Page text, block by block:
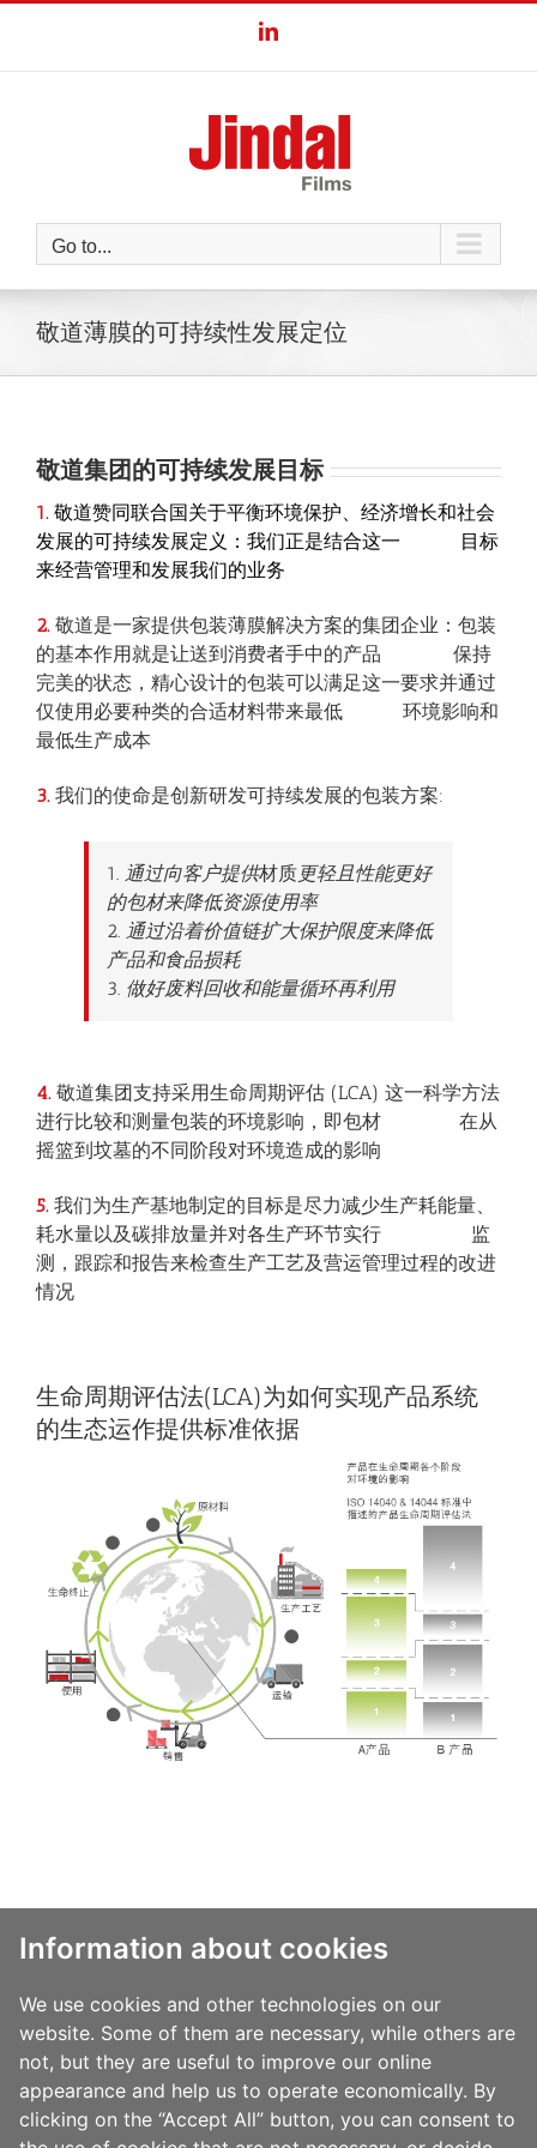
Information about cookies
We use cookies and other technologies on our
website. Some of them are necessary, while others are
not, but they are useful to improve our online
appearance and help us to operate economically. By
clicking on the “Accept All” button, you can consent to
LinkedIn
Go to...
敬道薄膜的可持续性发展定位
敬道集团的可持续发展目标
1. 敬道赞同联合国关于平衡环境保护、经济增长和社会
发展的可持续发展定义：我们正是结合这一 目标
来经营管理和发展我们的业务
2. 敬道是一家提供包装薄膜解决方案的集团企业：包装
的基本作用就是让送到消费者手中的产品 保持
完美的状态，精心设计的包装可以满足这一要求并通过
仅使用必要种类的合适材料带来最低 环境影响和
最低生产成本
3.我们的使命是创新研发可持续发展的包装方案:
1. 通过向客户提供材质更轻且性能更好
的包材来降低资源使用率
2. 通过沿着价值链扩大保护限度来降低
产品和食品损耗
3. 做好废料回收和能量循环再利用
4. 敬道集团支持采用生命周期评估 (LCA) 这一科学方法
进行比较和测量包装的环境影响，即包材 在从
摇篮到坟墓的不同阶段对环境造成的影响
5.我们为生产基地制定的目标是尽力减少生产耗能量、
耗水量以及碳排放量并对各生产环节实行 监
测，跟踪和报告来检查生产工艺及营运管理过程的改进
情况
生命周期评估法(LCA)为如何实现产品系统
的生态运作提供标准依据
敬道薄膜的可持续性发展定位
支撑可持续发展的软包装和贴标案例
产品安全性